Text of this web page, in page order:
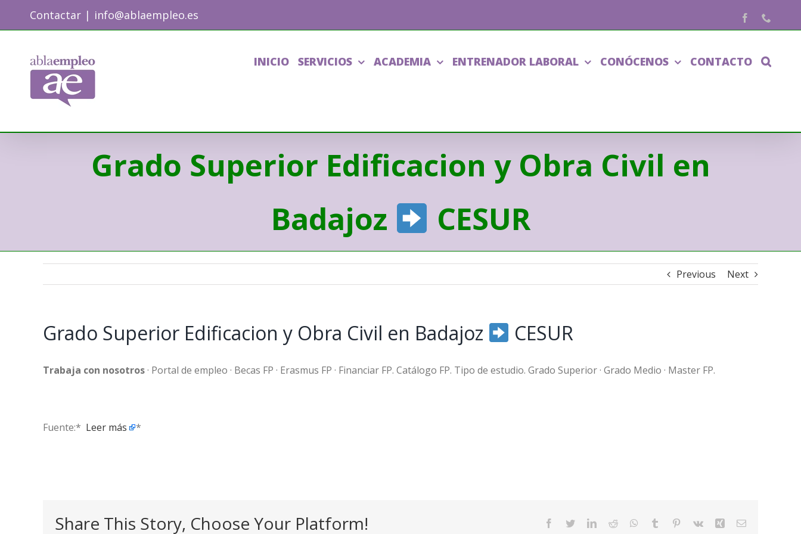
Contactar | info@ablaempleo.es Facebook
INICIO SERVICIOS ACADEMIA ENTRENADOR LABORAL CONÓCENOS CONTACTO
Grado Superior Edificacion y Obra Civil en
Badajoz
CESUR
Previous Next
Grado Superior Edificacion y Obra Civil en Badajoz CESUR
Trabaja con nosotros· Portal de empleo · Becas FP · Erasmus FP · Financiar FP. Catálogo FP. Tipo de estudio. Grado Superior · Grado Medio · Master FP.
Fuente:* ​ Leer más *
Share This Story, Choose Your Platform! Facebook
TwitterLinkedIn
Reddit WhatsApp
Tumblr Pinterest
Vk Xing Email